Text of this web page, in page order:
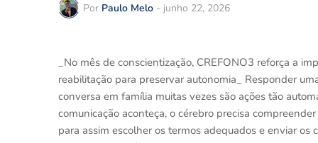
Por Paulo Melo - junho 22, 2026
_No mês de conscientização, CREFONO3 reforça a
reabilitação para preservar autonomia_ Responder
conversa em família muitas vezes são ações tão
comunicação aconteça, o cérebro precisa
para assim escolher os termos adequados e enviar